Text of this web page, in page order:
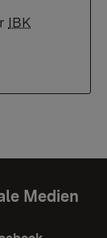
IBK
Medien